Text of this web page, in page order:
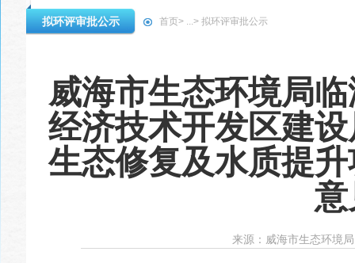
拟环评审批公示 首页> ...> 拟环评审批公示
威海市生态环境局
经济技术开发区建
生态修复及水质提
来源： 威海市生态环境局